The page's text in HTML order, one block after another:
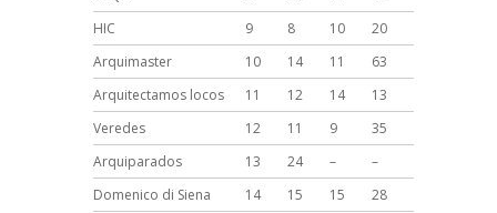
HIC
9 8 10
20
Arquimaster
10 14 11
63
Arquitectamos locos
11 12 14
13
Veredes
12 11 9
35
Arquiparados
13 24 –
–
Domenico di Siena
14 15 15
28